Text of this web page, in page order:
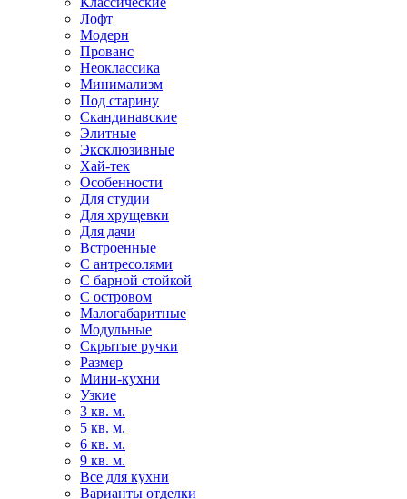
Лофт
Модерн
Прованс
Неоклассика
Минимализм
Под старину
Скандинавские
Элитные
Эксклюзивные
Хай-тек
Особенности
Для студии
Для хрущевки
Для дачи
Встроенные
С антресолями
С барной стойкой
С островом
Малогабаритные
Модульные
Скрытые ручки
Размер
Мини-кухни
Узкие
3 кв. м.
5 кв. м.
6 кв. м.
9 кв. м.
Все для кухни
Варианты отделки